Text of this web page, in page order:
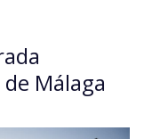
Málaga